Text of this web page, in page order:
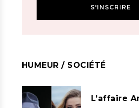
HUMEUR / SOCIÉTÉ
L’affaire